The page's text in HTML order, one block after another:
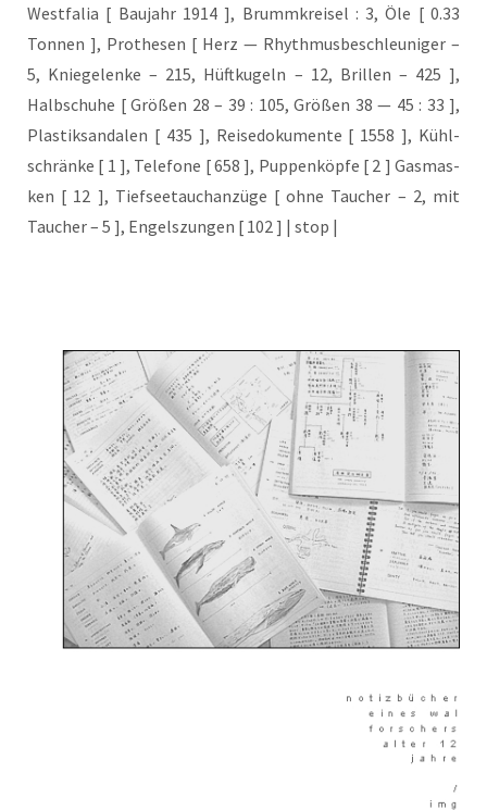
West­fa­lia [ Bau­jahr 1914 ], Brumm­krei­sel : 3, Öle [ 0.33
Ton­nen ], Pro­the­sen [ Herz — Rhyth­mus­be­schleu­ni­ger –
5, Knie­ge­len­ke – 215, Hüft­ku­geln – 12, Bril­len – 425 ],
Halb­schu­he [ Grö­ßen 28 – 39 : 105, Grö­ßen 38 — 45 : 33 ],
Plas­tik­san­da­len [ 435 ], Rei­se­do­ku­men­te [ 1558 ], Kühl­
schrän­ke [ 1 ], Tele­fo­ne [ 658 ], Pup­pen­köp­fe [ 2 ] Gas­mas­
ken [ 12 ], Tief­see­tauch­an­zü­ge [ ohne Tau­cher – 2, mit
Tau­cher – 5 ], Engels­zun­gen [ 102 ] | stop |